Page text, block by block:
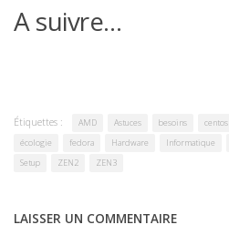
A suivre…
Étiquettes : AMD Astuces besoins centos
écologie
fedora Hardware Informatique
Setup
ZEN2 ZEN3
LAISSER UN COMMENTAIRE